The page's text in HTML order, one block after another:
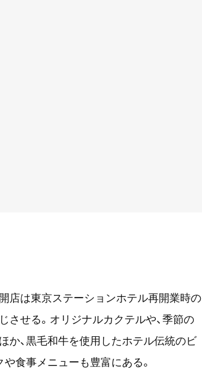
店は東京ステーションホテル再開業時の
せる。オリジナルカクテルや、季節の
か、黒毛和牛を使用したホテル伝統のビ
食事メニューも豊富にある。